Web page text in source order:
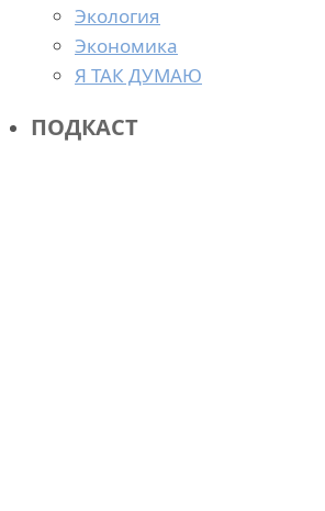
Экология
Экономика
Я ТАК ДУМАЮ
ПОДКАСТ